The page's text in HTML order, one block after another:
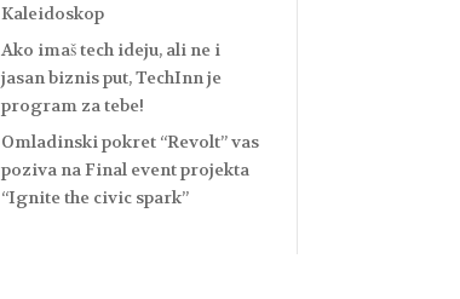
Kaleidoskop
Ako imaš tech ideju, ali ne i
jasan biznis put, TechInn je
program za tebe!
Omladinski pokret “Revolt” vas
poziva na Final event projekta
“Ignite the civic spark”